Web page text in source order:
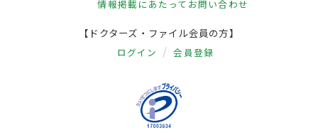
情報掲載にあたって お問い合わせ
【ドクターズ・ファイル会員の方】
ログイン 会員登録